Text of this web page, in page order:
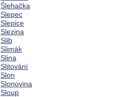
Šlehačka
Slepec
Slepice
Slezina
Slib
Slimák
Slina
Slitování
Slon
Slonovina
Sloup